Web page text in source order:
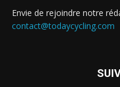
Envie de rejoindre notre
contact@todaycycling.com